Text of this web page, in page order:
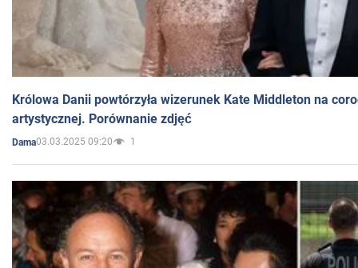
Królowa Danii powtórzyła wizerunek Kate Middleton na
artystycznej. Porównanie zdjęć
Dama03.03.2025 09:20 1